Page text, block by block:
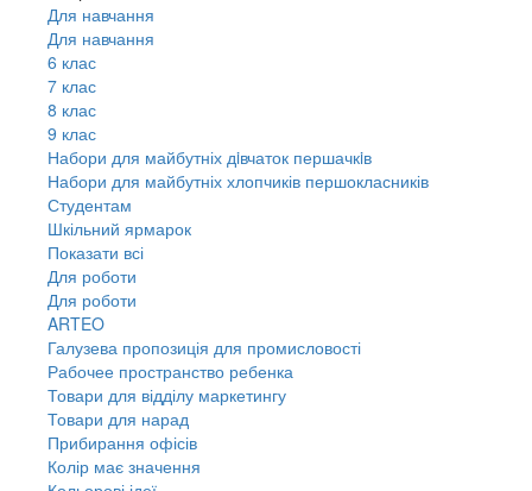
Для навчання
Для навчання
6 клас
7 клас
8 клас
9 клас
Набори для майбутніх дiвчаток першачкiв
Набори для майбутніх хлопчиків першокласників
Студентам
Шкільний ярмарок
Показати всі
Для роботи
Для роботи
ARTEO
Галузева пропозиція для промисловості
Рабочее пространство ребенка
Товари для відділу маркетингу
Товари для нарад
Прибирання офісів
Колір має значення